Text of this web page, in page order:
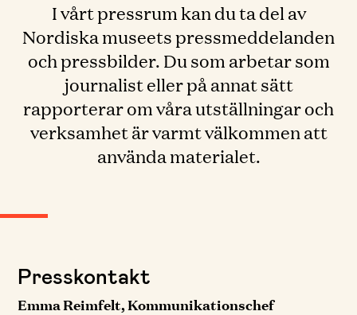
I vårt pressrum kan du ta del av
Nordiska museets pressmeddelanden
och pressbilder. Du som arbetar som
journalist eller på annat sätt
rapporterar om våra utställningar och
verksamhet är varmt välkommen att
använda materialet.
Presskontakt
Emma Reimfelt, Kommunikationschef